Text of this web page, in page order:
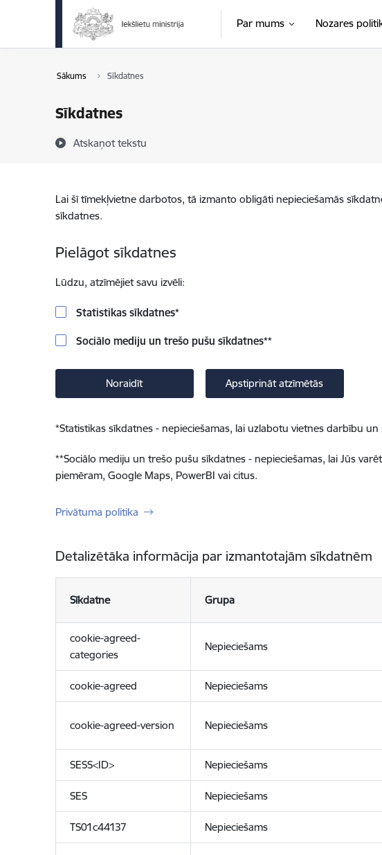
Pāriet uz lapas saturu
Par mums Nozares
Sākums Sīkdatnes
Sīkdatnes
Atskaņot tekstu
Lai šī tīmekļvietne darbotos, tā izmanto obligāti nepieciešamās
sīkdatnes.
Pielāgot sīkdatnes
Lūdzu, atzīmējiet savu izvēli:
Statistikas sīkdatnes*
Sociālo mediju un trešo pušu sīkdatnes**
Noraidīt Apstiprināt atzīmētās
*Statistikas sīkdatnes - nepieciešamas, lai uzlabotu vietnes darbību
**Sociālo mediju un trešo pušu sīkdatnes - nepieciešamas, lai Jūs
piemēram, Google Maps, PowerBI vai citus.
Privātuma politika
Detalizētāka informācija par izmantotajām sīkdatnēm
Sīkdatne Grupa
cookie-agreed-
categories
Nepieciešams
cookie-agreed Nepieciešams
cookie-agreed-version Nepieciešams
SESS<ID> Nepieciešams
SES Nepieciešams
TS01c44137 Nepieciešams